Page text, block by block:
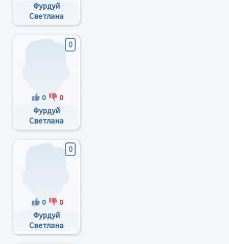
Фурдуй
Светлана
Борисовна
0
0 0
Фурдуй
Светлана
Борисовна
0
0 0
Фурдуй
Светлана
Ьорисовна